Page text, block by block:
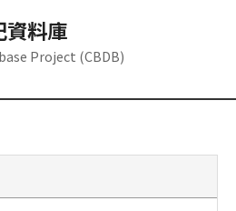
資料庫
Project (CBDB)